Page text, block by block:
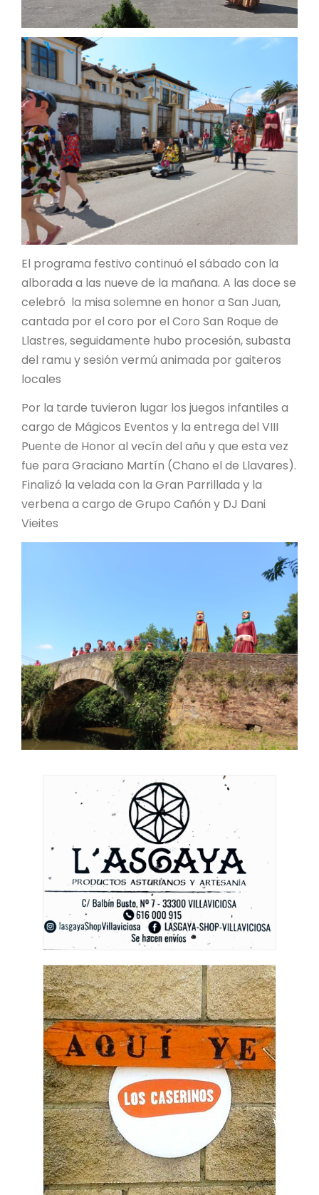
El programa festivo continuó el sábado con la
alborada a las nueve de la mañana. A las doce se
celebró la misa solemne en honor a San Juan,
cantada por el coro por el Coro San Roque de
Llastres, seguidamente hubo procesión, subasta
del ramu y sesión vermú animada por gaiteros
locales
Por la tarde tuvieron lugar los juegos infantiles a
cargo de Mágicos Eventos y la entrega del VIII
Puente de Honor al vecín del añu y que esta vez
fue para Graciano Martín (Chano el de Llavares).
Finalizó la velada con la Gran Parrillada y la
verbena a cargo de Grupo Cañón y DJ Dani
Vieites